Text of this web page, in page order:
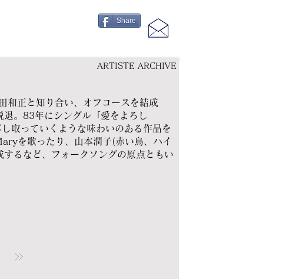
Share
ARTISTE ARCHIVE
正と知り合い、オフコースを結成
。83年にシングル「愛をよろし
取っていくような味わいのある作品を
を歌ったり、山本潤子(赤い鳥、ハイ
るなど、フォークソングの原点ともい